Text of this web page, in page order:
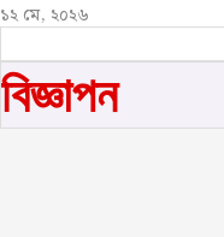
১২ মে, ২০২৬
বিজ্ঞাপন